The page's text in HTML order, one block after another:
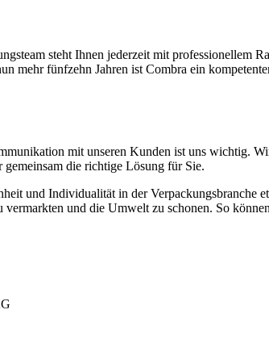
steht Ihnen jederzeit mit professionellem
mehr fünfzehn Jahren ist Combra ein
mit unseren Kunden ist uns wichtig.
die richtige Lösung für Sie.
und Individualität in der Verpackungsbranche
vermarkten und die Umwelt zu schonen. So